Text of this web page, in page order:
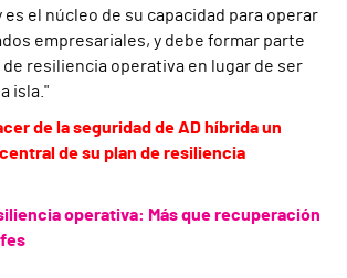
el núcleo de su capacidad para operar
empresariales, y debe formar parte
resiliencia operativa en lugar de ser
isla."
de la seguridad de AD híbrida un
de su plan de resiliencia
operativa: Más que recuperación